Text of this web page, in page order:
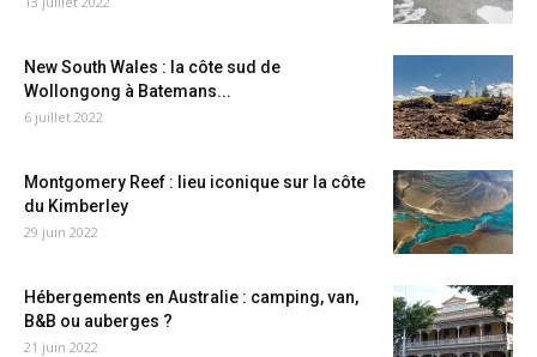
New South Wales : la côte sud de
Wollongong à Batemans...
6 juillet 2022
Montgomery Reef : lieu iconique sur la côte
du Kimberley
29 juin 2022
Hébergements en Australie : camping, van,
B&B ou auberges ?
21 juin 2022